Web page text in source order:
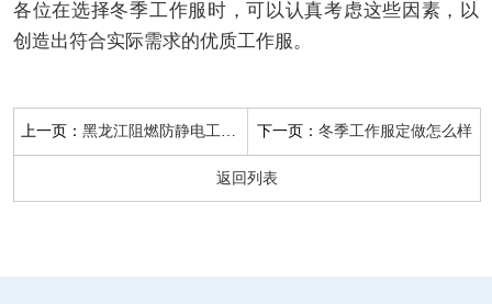
各位在选择冬季工作服时，可以认真考虑这些因素，以
创造出符合实际需求的优质工作服。
上一页：黑龙江阻燃防静电工作服 下一页： 冬季工作服定做怎么样
返回列表